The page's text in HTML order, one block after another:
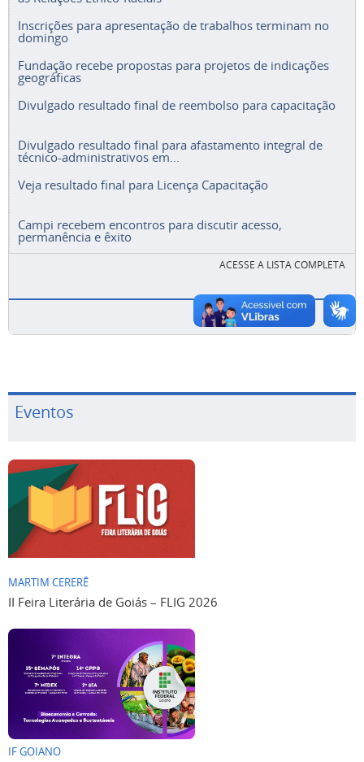
Inscrições para apresentação de trabalhos terminam no
domingo
Fundação recebe propostas para projetos de indicações
geográficas
Divulgado resultado final de reembolso para capacitação
Divulgado resultado final para afastamento integral de
técnico-administrativos em...
Veja resultado final para Licença Capacitação
Campi recebem encontros para discutir acesso,
permanência e êxito
ACESSE A LISTA COMPLETA
Eventos
MARTIM CERERÊ
II Feira Literária de Goiás – FLIG 2026
IF GOIANO